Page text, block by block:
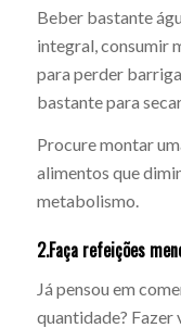
Beber bastante
integral, consumir
para perder
bastante para
Procure montar
alimentos que
metabolismo.
2.Faça refeições
Já pensou em
quantidade? Fazer